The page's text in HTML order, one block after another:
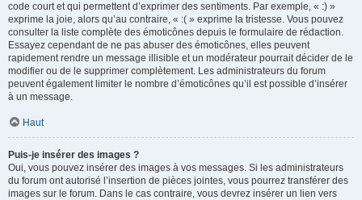
code court et qui permettent d’exprimer des sentiments. Par exemple, « :) »
exprime la joie, alors qu’au contraire, « :( » exprime la tristesse. Vous pouvez
consulter la liste complète des émoticônes depuis le formulaire de rédaction.
Essayez cependant de ne pas abuser des émoticônes, elles peuvent
rapidement rendre un message illisible et un modérateur pourrait décider de le
modifier ou de le supprimer complètement. Les administrateurs du forum
peuvent également limiter le nombre d’émoticônes qu’il est possible d’insérer
à un message.
Haut
Puis-je insérer des images ?
Oui, vous pouvez insérer des images à vos messages. Si les administrateurs
du forum ont autorisé l’insertion de pièces jointes, vous pourrez transférer des
images sur le forum. Dans le cas contraire, vous devrez insérer un lien vers